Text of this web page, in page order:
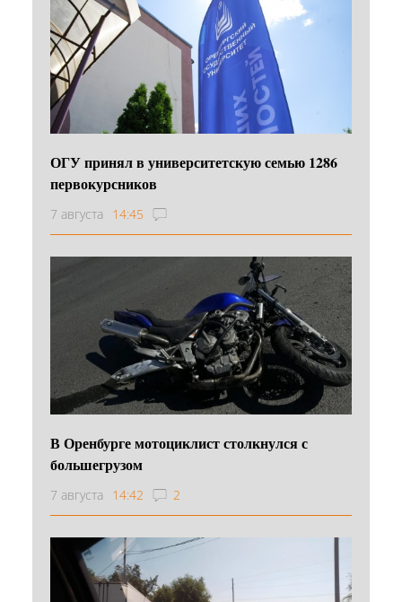
ОГУ принял в университетскую семью 1286
первокурсников
7 августа 14:45
В Оренбурге мотоциклист столкнулся с
большегрузом
7 августа 14:42 2